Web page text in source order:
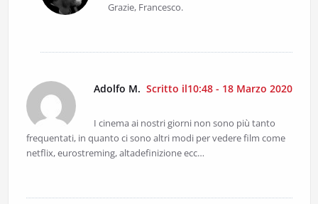
Grazie, Francesco.
Adolfo M. Scritto il10:48 - 18 Marzo 2020
I cinema ai nostri giorni non sono più tanto
frequentati, in quanto ci sono altri modi per vedere film come
netflix, eurostreming, altadefinizione ecc…